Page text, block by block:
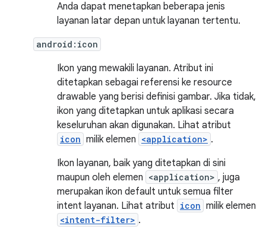
Anda dapat menetapkan beberapa jenis
layanan latar depan untuk layanan tertentu.
android:icon
Ikon yang mewakili layanan. Atribut ini
ditetapkan sebagai referensi ke resource
drawable yang berisi definisi gambar. Jika tidak,
ikon yang ditetapkan untuk aplikasi secara
keseluruhan akan digunakan. Lihat atribut
icon milik elemen <application> .
Ikon layanan, baik yang ditetapkan di sini
maupun oleh elemen <application> , juga
merupakan ikon default untuk semua filter
intent layanan. Lihat atribut icon milik elemen
<intent-filter> .